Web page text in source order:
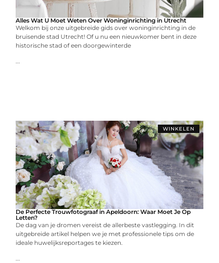
Alles Wat U Moet Weten Over Woninginrichting in Utrecht
Welkom bij onze uitgebreide gids over woninginrichting in de
bruisende stad Utrecht! Of u nu een nieuwkomer bent in deze
historische stad of een doorgewinterde
...
WINKELEN
De Perfecte Trouwfotograaf in Apeldoorn: Waar Moet Je Op
Letten?
De dag van je dromen vereist de allerbeste vastlegging. In dit
uitgebreide artikel helpen we je met professionele tips om de
ideale huwelijksreportages te kiezen.
...